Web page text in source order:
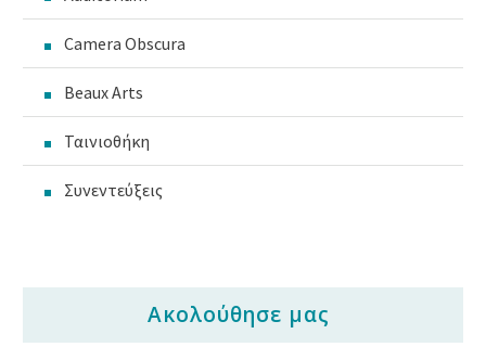
Camera Obscura
Beaux Arts
Ταινιοθήκη
Συνεντεύξεις
Ακολούθησε μας